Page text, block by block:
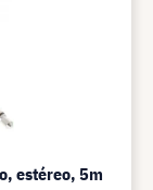
estéreo, 5m